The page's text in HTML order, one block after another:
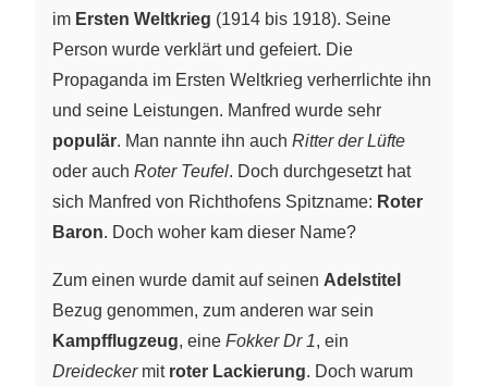
im Ersten Weltkrieg (1914 bis 1918). Seine
Person wurde verklärt und gefeiert. Die
Propaganda im Ersten Weltkrieg verherrlichte ihn
und seine Leistungen. Manfred wurde sehr
populär. Man nannte ihn auch Ritter der Lüfte
oder auch Roter Teufel. Doch durchgesetzt hat
sich Manfred von Richthofens Spitzname: Roter
Baron. Doch woher kam dieser Name?
Zum einen wurde damit auf seinen Adelstitel
Bezug genommen, zum anderen war sein
Kampfflugzeug, eine Fokker Dr 1, ein
Dreideckermit roter Lackierung. Doch warum